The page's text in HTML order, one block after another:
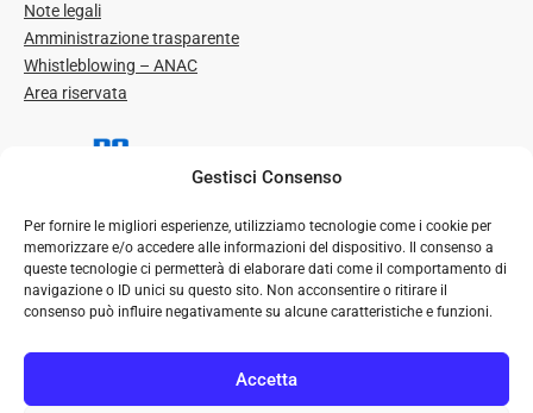
Gestisci Consenso
Per fornire le migliori esperienze, utilizziamo tecnologie come i cookie per
memorizzare e/o accedere alle informazioni del dispositivo. Il consenso a
queste tecnologie ci permetterà di elaborare dati come il comportamento di
navigazione o ID unici su questo sito. Non acconsentire o ritirare il
consenso può influire negativamente su alcune caratteristiche e funzioni.
Accetta
Note legali
Amministrazione trasparente
Whistleblowing – ANAC
Area riservata
diritti riservati